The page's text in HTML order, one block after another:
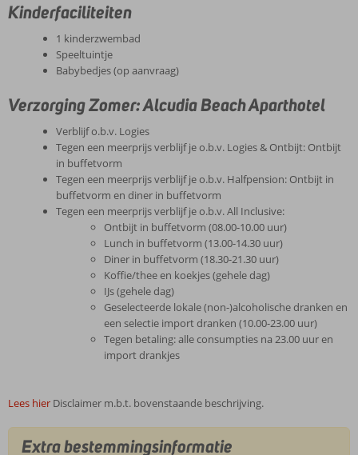
Kinderfaciliteiten
1 kinderzwembad
Speeltuintje
Babybedjes (op aanvraag)
Verzorging Zomer: Alcudia Beach Aparthotel
Verblijf o.b.v. Logies
Tegen een meerprijs verblijf je o.b.v. Logies & Ontbijt: Ontbijt
in buffetvorm
Tegen een meerprijs verblijf je o.b.v. Halfpension: Ontbijt in
buffetvorm en diner in buffetvorm
Tegen een meerprijs verblijf je o.b.v. All Inclusive:
Ontbijt in buffetvorm (08.00-10.00 uur)
Lunch in buffetvorm (13.00-14.30 uur)
Diner in buffetvorm (18.30-21.30 uur)
Koffie/thee en koekjes (gehele dag)
IJs (gehele dag)
Geselecteerde lokale (non-)alcoholische dranken en
een selectie import dranken (10.00-23.00 uur)
Tegen betaling: alle consumpties na 23.00 uur en
import drankjes
Lees hier Disclaimer m.b.t. bovenstaande beschrijving.
Extra bestemmingsinformatie